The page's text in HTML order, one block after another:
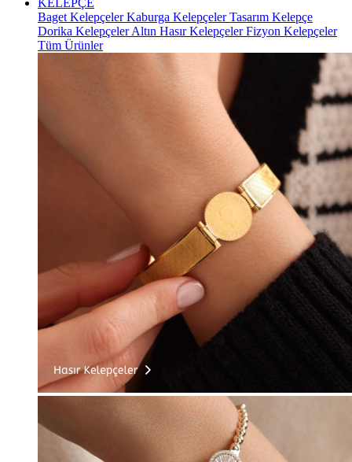
KELEPÇE
Baget KelepçelerKaburga KelepçelerTasarım Kelepçe
Dorika KelepçelerAltın Hasır KelepçelerFizyon Kelepçeler
Tüm Ürünler